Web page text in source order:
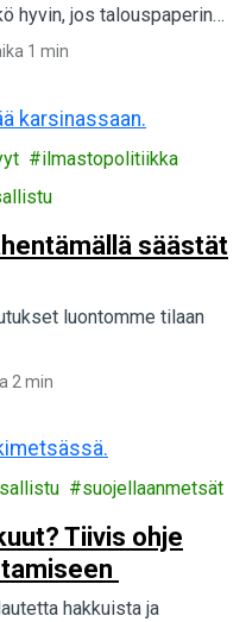
hyvin, jos talouspaperin
aineena ensikuitua"?
1 min
ilmastopolitiikka
säästät
luontomme tilaan
2 min
suojellaanmetsät
Tiivis ohje
hakkuista ja